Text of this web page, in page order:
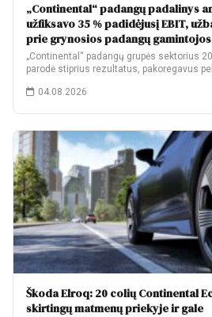
„Continental“ padangų padalinys
užfiksavo 35 % padidėjusį EBIT,
prie grynosios padangų gamintojos
„Continental“ padangų grupės sektorius
parodė stiprius rezultatus, pakoregavus
04.08.2026
Škoda Elroq: 20 colių Continental
skirtingų matmenų priekyje ir gale